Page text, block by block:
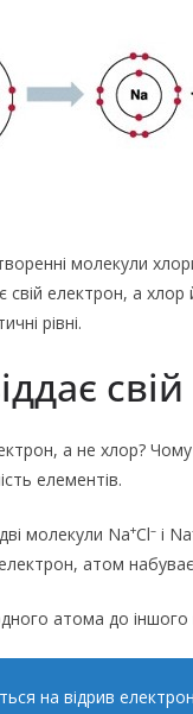
молекули
свій електрон, а
рівні.
а не хлор?
елементів.
молекули Na+Cl– і Na
атом
атома до іншого
на відрив